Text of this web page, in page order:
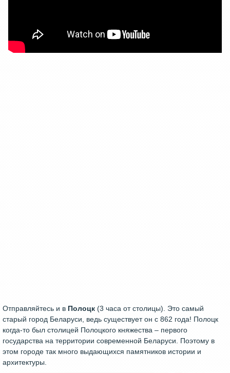
Отправляйтесь и в Полоцк (3 часа от столицы). Это самый
старый город Беларуси, ведь существует он с 862 года! Полоцк
когда-то был столицей Полоцкого княжества – первого
государства на территории современной Беларуси. Поэтому в
этом городе так много выдающихся памятников истории и
архитектуры.